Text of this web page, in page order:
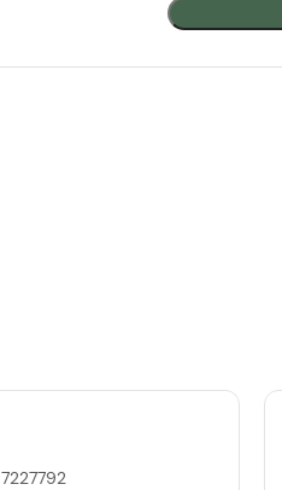
7227792